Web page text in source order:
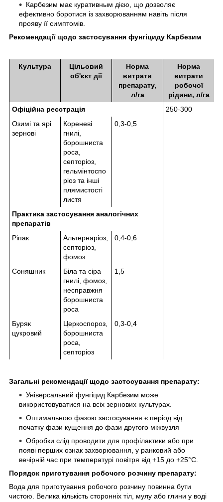
Карбезим має куративным дією, що дозволяє
ефективно боротися із захворюванням навіть після
прояву її симптомів.
Рекомендації щодо застосування фунгіциду Карбезим
Культура
Цільовий
об'єкт дії
Норма
витрати
препарату,
л/га
Норма
витрати
робочої
рідини, л/га
Офіційна реєстрація
250-300
Озимі та ярі
зернові
Кореневі
гнилі,
борошниста
роса,
септоріоз,
гельмінтоспо
ріоз та інші
плямистості
листя
0,3-0,5
Практика застосування аналогічних
препаратів
Ріпак
Альтернаріоз,
септоріоз,
фомоз
0,4-0,6
Соняшник
Біла та сіра
гнилі, фомоз,
несправжня
борошниста
роса
1,5
Буряк
цукровий
Церкоспороз,
борошниста
роса,
септоріоз
0,3-0,4
Загальні рекомендації щодо застосування препарату:
Універсальний фунгіцид Карбезим може
використовуватися на всіх зернових культурах.
Оптимальною фазою застосування є період від
початку фази кущення до фази другого міжвузля
Обробки слід проводити для профілактики або при
появі перших ознак захворювання, у ранковий або
вечірній час при температурі повітря від +15 до +25°С.
Порядок приготування робочого розчину препарату:
Вода для приготування робочого розчину повинна бути
чистою. Велика кількість сторонніх тіл, мулу або глини у воді